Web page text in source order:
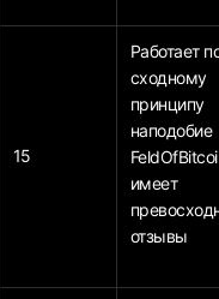
15
Работает
сходному
принципу
наподобие
имеет
отзывы